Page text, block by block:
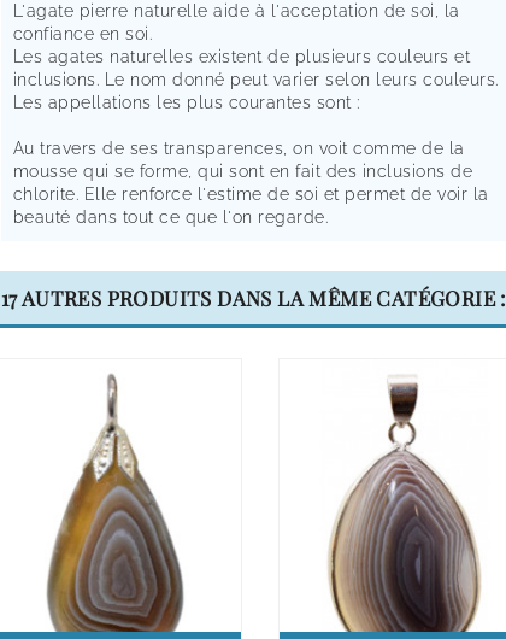
L'agate pierre naturelle aide à l'acceptation de soi, la
confiance en soi.
Les agates naturelles existent de plusieurs couleurs et
inclusions. Le nom donné peut varier selon leurs couleurs.
Les appellations les plus courantes sont :
Au travers de ses transparences, on voit comme de la
mousse qui se forme, qui sont en fait des inclusions de
chlorite. Elle renforce l'estime de soi et permet de voir la
beauté dans tout ce que l'on regarde.
17 AUTRES PRODUITS DANS LA MÊME CATÉGORIE :